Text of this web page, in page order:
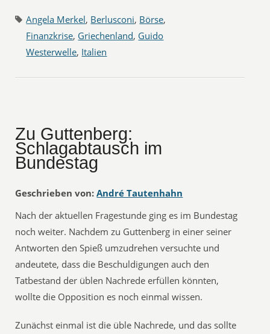
Angela Merkel, Berlusconi, Börse,
Finanzkrise, Griechenland, Guido
Westerwelle, Italien
Zu Guttenberg:
Schlagabtausch im
Bundestag
Geschrieben von: André Tautenhahn
Nach der aktuellen Fragestunde ging es im Bundestag
noch weiter. Nachdem zu Guttenberg in einer seiner
Antworten den Spieß umzudrehen versuchte und
andeutete, dass die Beschuldigungen auch den
Tatbestand der üblen Nachrede erfüllen könnten,
wollte die Opposition es noch einmal wissen.
Zunächst einmal ist die üble Nachrede, und das sollte